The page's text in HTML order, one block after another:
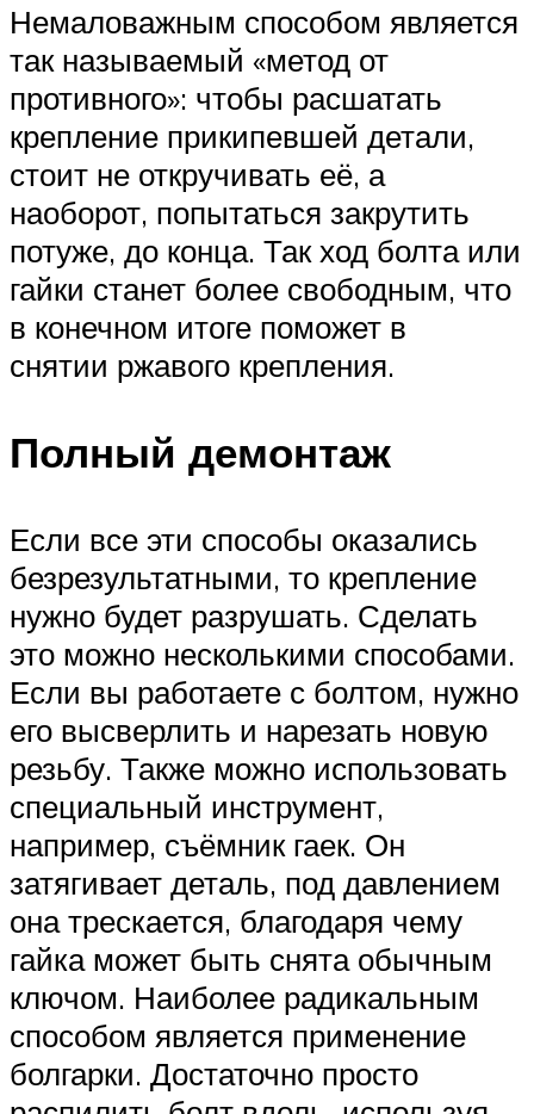
Немаловажным способом является
так называемый «метод от
противного»: чтобы расшатать
крепление прикипевшей детали,
стоит не откручивать её, а
наоборот, попытаться закрутить
потуже, до конца. Так ход болта или
гайки станет более свободным, что
в конечном итоге поможет в
снятии ржавого крепления.
Полный демонтаж
Если все эти способы оказались
безрезультатными, то крепление
нужно будет разрушать. Сделать
это можно несколькими способами.
Если вы работаете с болтом, нужно
его высверлить и нарезать новую
резьбу. Также можно использовать
специальный инструмент,
например, съёмник гаек. Он
затягивает деталь, под давлением
она трескается, благодаря чему
гайка может быть снята обычным
ключом. Наиболее радикальным
способом является применение
болгарки. Достаточно просто